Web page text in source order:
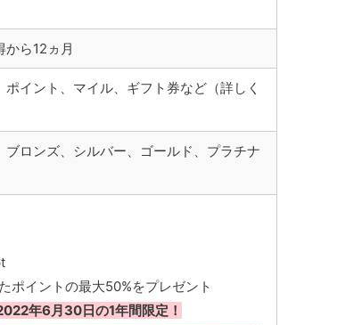
ら12ヵ月
イント、マイル、ギフト券など（詳しく
ブロンズ、シルバー、ゴールド、プラチナ
イントの最大50%をプレゼント
年6月30日の1年間限定！